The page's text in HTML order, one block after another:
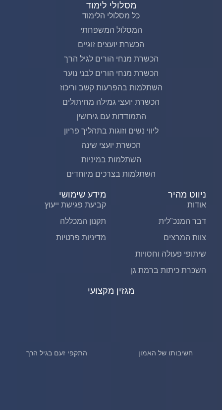
מסלולי לימוד
כל מסלולי הלימוד
המסלול המשפחתי
הכשרת יועצים זוגיים
הכשרת מנחי הורים לגיל הרך
הכשרת מנחי הורים לבני נוער
השתלמות בהפרעות קשב וריכוז
הכשרת יועצי גמילה מחיתולים
התמודדות עם גירושין
ליווי נשים וזוגות בתהליך פריון
הכשרת יועצי שינה
השתלמות במיניות
השתלמות בצרכים מיוחדים
ניווט מהיר
אודות
דבר המנכ"לית
צוות המרצים
שיתופי פעולה וחסויות
השכרת כיתות ברמת גן
מגזין מקצועי
חשיבותו של האמון התקפי זעם בגיל הרך
מידע שימושי
קביעת פגישת ייעוץ
תקנון המכללה
מדיניות פרטיות